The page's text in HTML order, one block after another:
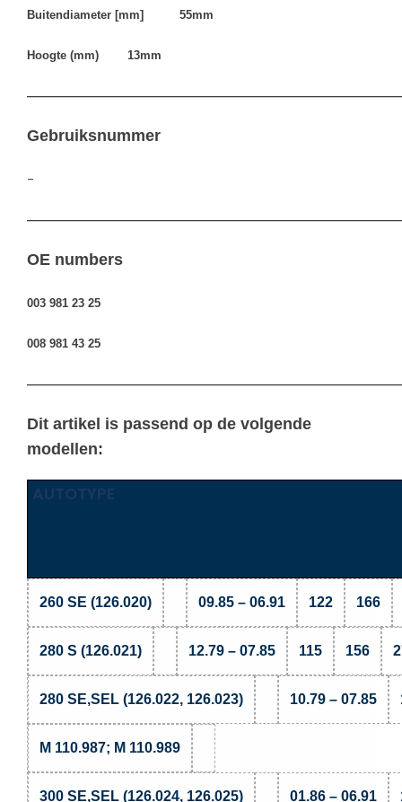
Buitendiameter [mm] 55mm
Hoogte (mm) 13mm
Gebruiksnummer
–
OE numbers
003 981 23 25
008 981 43 25
Dit artikel is passend op de volgende
modellen:
AUTOTYPE
260 SE (126.020) 09.85 – 06.91 122 166
280 S (126.021) 12.79 – 07.85 115 156
280 SE,SEL (126.022, 126.023) 10.79 – 07.85
M 110.987; M 110.989
300 SE,SEL (126.024, 126.025) 01.86 – 06.91